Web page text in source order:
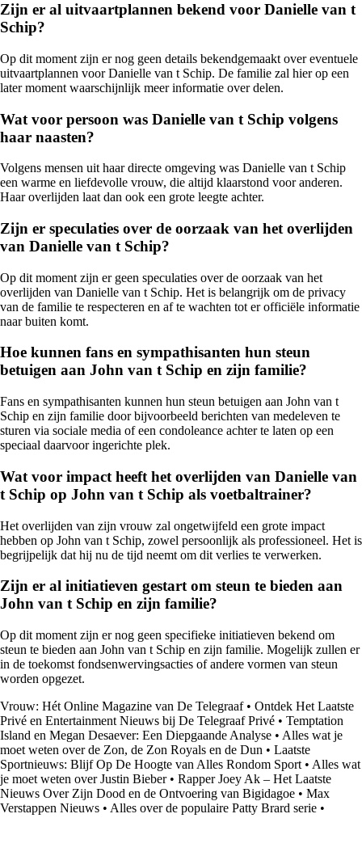
Zijn er al uitvaartplannen bekend voor Danielle van t
Schip?
Op dit moment zijn er nog geen details bekendgemaakt over eventuele
uitvaartplannen voor Danielle van t Schip. De familie zal hier op een
later moment waarschijnlijk meer informatie over delen.
Wat voor persoon was Danielle van t Schip volgens
haar naasten?
Volgens mensen uit haar directe omgeving was Danielle van t Schip
een warme en liefdevolle vrouw, die altijd klaarstond voor anderen.
Haar overlijden laat dan ook een grote leegte achter.
Zijn er speculaties over de oorzaak van het overlijden
van Danielle van t Schip?
Op dit moment zijn er geen speculaties over de oorzaak van het
overlijden van Danielle van t Schip. Het is belangrijk om de privacy
van de familie te respecteren en af te wachten tot er officiële informatie
naar buiten komt.
Hoe kunnen fans en sympathisanten hun steun
betuigen aan John van t Schip en zijn familie?
Fans en sympathisanten kunnen hun steun betuigen aan John van t
Schip en zijn familie door bijvoorbeeld berichten van medeleven te
sturen via sociale media of een condoleance achter te laten op een
speciaal daarvoor ingerichte plek.
Wat voor impact heeft het overlijden van Danielle van
t Schip op John van t Schip als voetbaltrainer?
Het overlijden van zijn vrouw zal ongetwijfeld een grote impact
hebben op John van t Schip, zowel persoonlijk als professioneel. Het is
begrijpelijk dat hij nu de tijd neemt om dit verlies te verwerken.
Zijn er al initiatieven gestart om steun te bieden aan
John van t Schip en zijn familie?
Op dit moment zijn er nog geen specifieke initiatieven bekend om
steun te bieden aan John van t Schip en zijn familie. Mogelijk zullen er
in de toekomst fondsenwervingsacties of andere vormen van steun
worden opgezet.
Vrouw: Hét Online Magazine van De Telegraaf• Ontdek Het Laatste
Privé en Entertainment Nieuws bij De Telegraaf Privé • Temptation
Island en Megan Desaever: Een Diepgaande Analyse • Alles wat je
moet weten over de Zon, de Zon Royals en de Dun • Laatste
Sportnieuws: Blijf Op De Hoogte van Alles Rondom Sport • Alles wat
je moet weten over Justin Bieber• Rapper Joey Ak – Het Laatste
Nieuws Over Zijn Dood en de Ontvoering van Bigidagoe • Max
Verstappen Nieuws • Alles over de populaire Patty Brard serie •